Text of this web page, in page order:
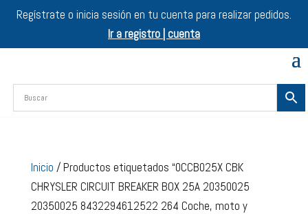
Regístrate o inicia sesión en tu cuenta para realizar pedidos.
Ir a registro | cuenta
Inicio / Productos etiquetados “0CCB025X CBK
CHRYSLER CIRCUIT BREAKER BOX 25A 20350025
20350025 8432294612522 264 Coche, moto y